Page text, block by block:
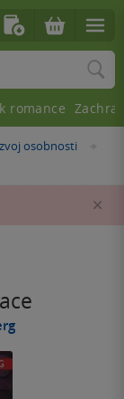
osobnosti
romance